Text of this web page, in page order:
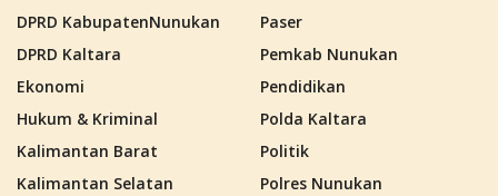
DPRD KabupatenNunukan
DPRD Kaltara
Ekonomi
Hukum & Kriminal
Kalimantan Barat
Kalimantan Selatan
Paser
Pemkab Nunukan
Pendidikan
Polda Kaltara
Politik
Polres Nunukan